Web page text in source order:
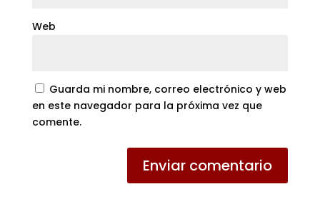
Web
Guarda mi nombre, correo electrónico y web
en este navegador para la próxima vez que
comente.